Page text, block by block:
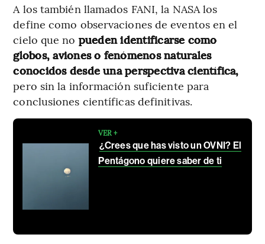
A los también llamados FANI, la NASA los
define como observaciones de eventos en el
cielo que no pueden identificarse como
globos, aviones o fenómenos naturales
conocidos desde una perspectiva científica,
pero sin la información suficiente para
conclusiones científicas definitivas.
VER +
¿Crees que has visto un OVNI? El
Pentágono quiere saber de ti